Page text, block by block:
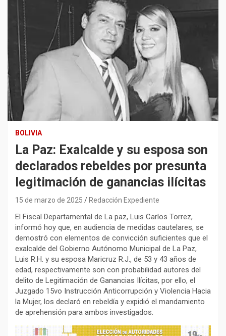
BOLIVIA
La Paz: Exalcalde y su esposa son
declarados rebeldes por presunta
legitimación de ganancias ilícitas
15 de marzo de 2025 Redacción Expediente
El Fiscal Departamental de La paz, Luis Carlos Torrez,
informó hoy que, en audiencia de medidas cautelares, se
demostró con elementos de convicción suficientes que el
exalcalde del Gobierno Autónomo Municipal de La Paz,
Luis R.H. y su esposa Maricruz R.J., de 53 y 43 años de
edad, respectivamente son con probabilidad autores del
delito de Legitimación de Ganancias Ilícitas, por ello, el
Juzgado 15vo Instrucción Anticorrupción y Violencia Hacia
la Mujer, los declaró en rebeldía y expidió el mandamiento
de aprehensión para ambos investigados.